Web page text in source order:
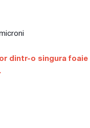
dintr-o singura